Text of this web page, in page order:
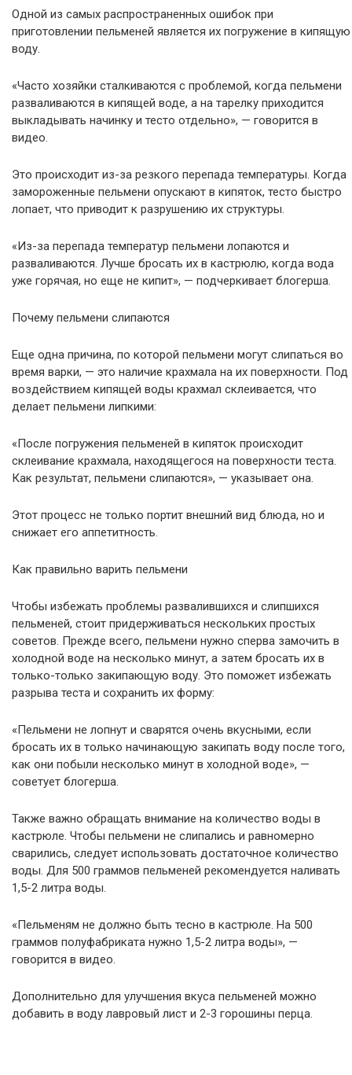
Одной из самых распространенных ошибок при
приготовлении пельменей является их погружение в кипящую
воду.
«Часто хозяйки сталкиваются с проблемой, когда пельмени
разваливаются в кипящей воде, а на тарелку приходится
выкладывать начинку и тесто отдельно», — говорится в
видео.
Это происходит из-за резкого перепада температуры. Когда
замороженные пельмени опускают в кипяток, тесто быстро
лопает, что приводит к разрушению их структуры.
«Из-за перепада температур пельмени лопаются и
разваливаются. Лучше бросать их в кастрюлю, когда вода
уже горячая, но еще не кипит», — подчеркивает блогерша.
Почему пельмени слипаются
Еще одна причина, по которой пельмени могут слипаться во
время варки, — это наличие крахмала на их поверхности. Под
воздействием кипящей воды крахмал склеивается, что
делает пельмени липкими:
«После погружения пельменей в кипяток происходит
склеивание крахмала, находящегося на поверхности теста.
Как результат, пельмени слипаются», — указывает она.
Этот процесс не только портит внешний вид блюда, но и
снижает его аппетитность.
Как правильно варить пельмени
Чтобы избежать проблемы развалившихся и слипшихся
пельменей, стоит придерживаться нескольких простых
советов. Прежде всего, пельмени нужно сперва замочить в
холодной воде на несколько минут, а затем бросать их в
только-только закипающую воду. Это поможет избежать
разрыва теста и сохранить их форму:
«Пельмени не лопнут и сварятся очень вкусными, если
бросать их в только начинающую закипать воду после того,
как они побыли несколько минут в холодной воде», —
советует блогерша.
Также важно обращать внимание на количество воды в
кастрюле. Чтобы пельмени не слипались и равномерно
сварились, следует использовать достаточное количество
воды. Для 500 граммов пельменей рекомендуется наливать
1,5-2 литра воды.
«Пельменям не должно быть тесно в кастрюле. На 500
граммов полуфабриката нужно 1,5-2 литра воды», —
говорится в видео.
Дополнительно для улучшения вкуса пельменей можно
добавить в воду лавровый лист и 2-3 горошины перца.